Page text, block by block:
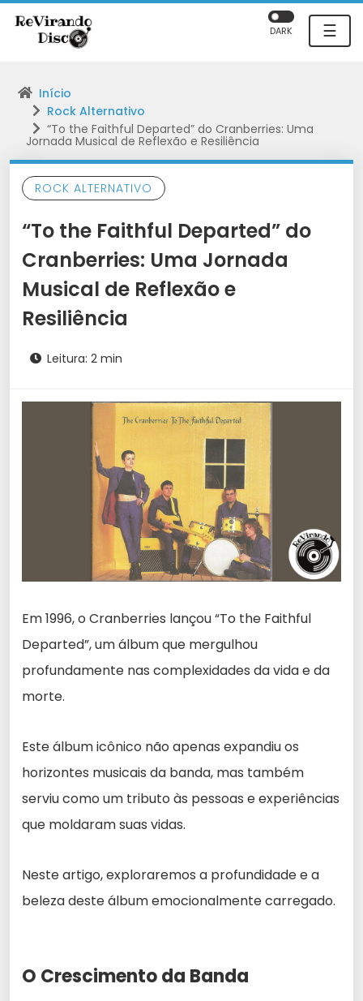
☰
DARK
Início
Rock Alternativo
“To the Faithful Departed” do Cranberries: Uma
Jornada Musical de Reflexão e Resiliência
ROCK ALTERNATIVO
“To the Faithful Departed” do
Cranberries: Uma Jornada
Musical de Reflexão e
Resiliência
Leitura: 2 min
Em 1996, o Cranberries lançou “To the Faithful
Departed”, um álbum que mergulhou
profundamente nas complexidades da vida e da
morte.
Este álbum icônico não apenas expandiu os
horizontes musicais da banda, mas também
serviu como um tributo às pessoas e experiências
que moldaram suas vidas.
Neste artigo, exploraremos a profundidade e a
beleza deste álbum emocionalmente carregado.
O Crescimento da Banda